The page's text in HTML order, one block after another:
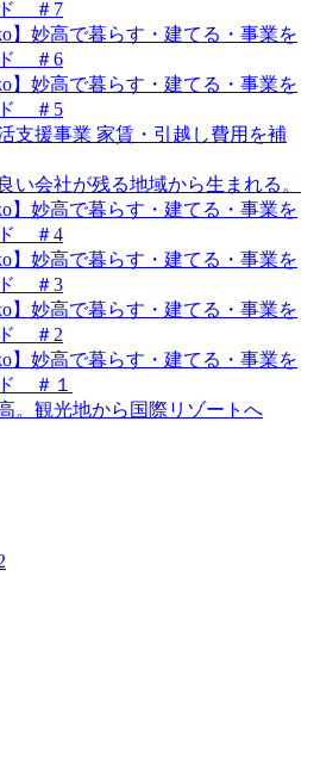
ド ＃7
】妙高で暮らす・建てる・事業を
ド ＃6
】妙高で暮らす・建てる・事業を
ド ＃5
支援事業 家賃・引越し費用を補
い会社が残る地域から生まれる。
】妙高で暮らす・建てる・事業を
ド ＃4
】妙高で暮らす・建てる・事業を
ド ＃3
】妙高で暮らす・建てる・事業を
ド ＃2
】妙高で暮らす・建てる・事業を
＃１
。観光地から国際リゾートへ